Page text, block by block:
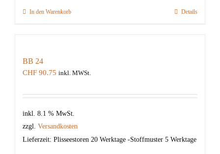
In den Warenkorb Details
BB 24
CHF 90.75 inkl. MWSt.
inkl. 8.1 % MwSt.
zzgl. Versandkosten
Lieferzeit: Plisseestoren 20 Werktage -Stoffmuster 5 Werktage